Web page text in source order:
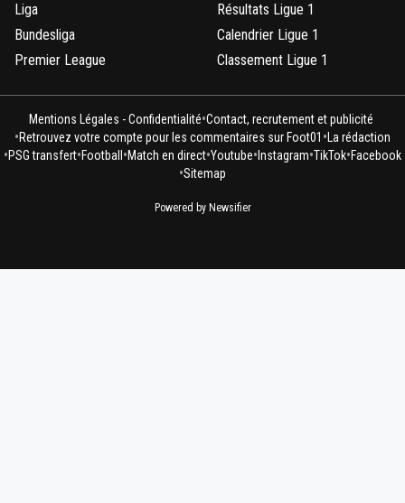
Liga
Bundesliga
Premier League
Résultats Ligue 1
Calendrier Ligue 1
Classement Ligue 1
Mentions Légales - Confidentialité•Contact, recrutement et publicité
•Retrouvez votre compte pour les commentaires sur Foot01 • La rédaction
•PSG transfert•Football •Match en direct•Youtube• Instagram•TikTok•Facebook
•Sitemap
Powered by Newsifier